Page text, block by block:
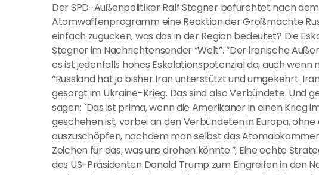
Der SPD-Außenpolitiker Ralf Stegner befürchtet nach
Atomwaffenprogramm eine Reaktion der Großmächte
einfach zugucken, was das in der Region bedeutet? Die
Stegner im Nachrichtensender “Welt”. “Der iranische
es ist jedenfalls hohes Eskalationspotenzial da, auch wenn
“Russland hat ja bisher Iran unterstützt und umgekehrt.
gesorgt im Ukraine-Krieg. Das sind also Verbündete. Und
sagen: `Das ist prima, wenn die Amerikaner in einen Krieg
geschehen ist, vorbei an den Verbündeten in Europa,
auszuschöpfen, nachdem man selbst das
Zeichen für das, was uns drohen könnte.”, Eine echte
des US-Präsidenten Donald Trump zum Eingreifen in den